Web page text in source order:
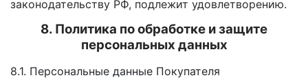
законодательству РФ, подлежит удовлетворению.
​8. Политика по обработке и защите
персональных данных
8.1. Персональные данные Покупателя